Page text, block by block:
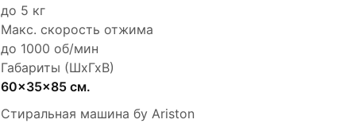
до 5 кг
Макс. скорость отжима
до 1000 об/мин
Габариты (ШхГхВ)
60x35x85 см.
Стиральная машина бу Ariston